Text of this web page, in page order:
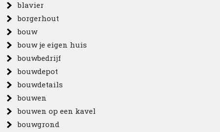
blavier
borgerhout
bouw
bouw je eigen huis
bouwbedrijf
bouwdepot
bouwdetails
bouwen
bouwen op een kavel
bouwgrond